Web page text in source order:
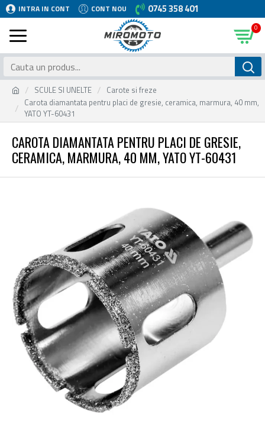
INTRA IN CONT CONT NOU 0745 358 401
0
SCULE SI UNELTE
Carote si freze
Carota diamantata pentru placi de gresie, ceramica, marmura, 40 mm,
YATO YT-60431
CAROTA DIAMANTATA PENTRU PLACI DE GRESIE,
CERAMICA, MARMURA, 40 MM, YATO YT-60431